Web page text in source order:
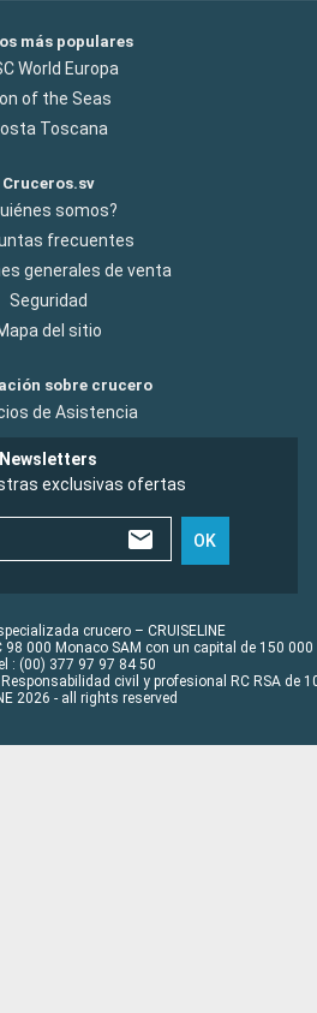
más populares
World Europa
of the Seas
Toscana
Cruceros.sv
somos?
frecuentes
generales de venta
Seguridad
del sitio
sobre crucero
de Asistencia
Newsletters
exclusivas ofertas
OK
crucero – CRUISELINE
000 Monaco SAM con un capital de 150 000
: (00) 377 97 97 84 50
civil y profesional RC RSA de
2026 - all rights reserved